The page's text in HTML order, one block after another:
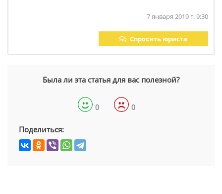
7 января 2019 г. 9:30
Спросить юриста
Была ли эта статья для вас полезной?
0 0
Поделиться: